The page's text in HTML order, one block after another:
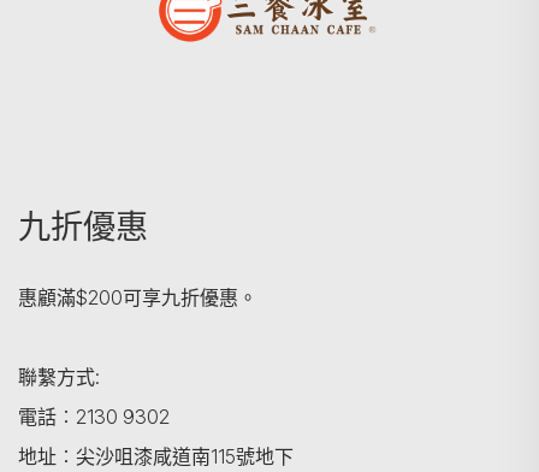
九折優惠
惠顧滿$200可享九折優惠。
聯繫方式:
電話︰2130 9302
地址︰尖沙咀漆咸道南115號地下